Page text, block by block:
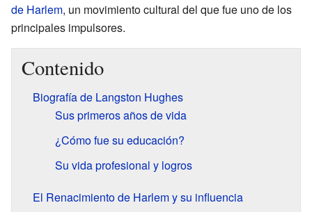
de Harlem, un movimiento cultural del que fue uno de los
principales impulsores.
Contenido
Biografía de Langston Hughes
Sus primeros años de vida
¿Cómo fue su educación?
Su vida profesional y logros
El Renacimiento de Harlem y su influencia